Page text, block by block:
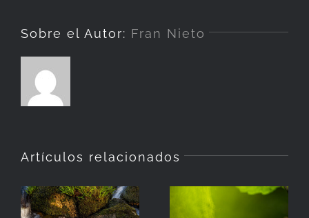
Sobre el Autor: Fran Nieto
Artículos relacionados